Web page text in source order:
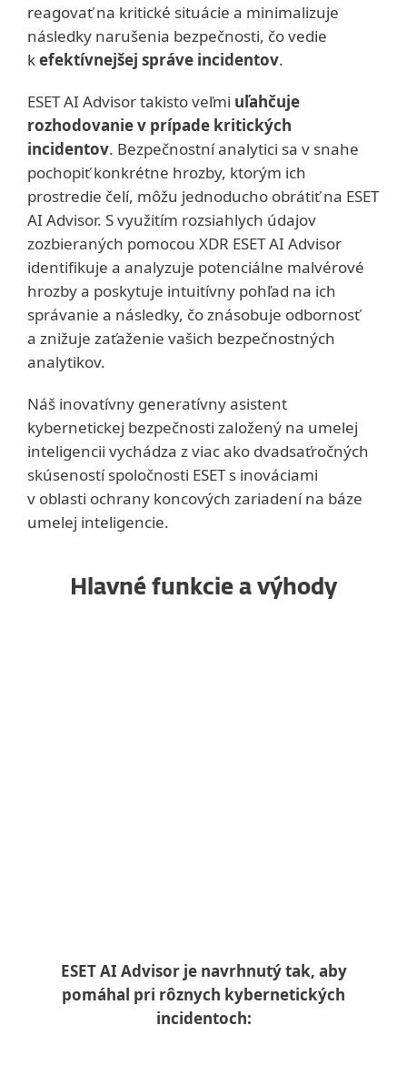
reagovať na kritické situácie a minimalizuje
následky narušenia bezpečnosti, čo vedie
kefektívnejšej správe incidentov.
ESET AI Advisor takisto veľmi uľahčuje
rozhodovanie v prípade kritických
incidentov. Bezpečnostní analytici sa v snahe
pochopiť konkrétne hrozby, ktorým ich
prostredie čelí, môžu jednoducho obrátiť na ESET
AI Advisor. S využitím rozsiahlych údajov
zozbieraných pomocou XDR ESET AI Advisor
identifikuje a analyzuje potenciálne malvérové
hrozby a poskytuje intuitívny pohľad na ich
správanie a následky, čo znásobuje odbornosť
a znižuje zaťaženie vašich bezpečnostných
analytikov.
Náš inovatívny generatívny asistent
kybernetickej bezpečnosti založený na umelej
inteligencii vychádza z viac ako dvadsaťročných
skúseností spoločnosti ESET s inováciami
v oblasti ochrany koncových zariadení na báze
umelej inteligencie.
Hlavné funkcie a výhody
ESET AI Advisor je navrhnutý tak, aby
pomáhal pri rôznych kybernetických
incidentoch: